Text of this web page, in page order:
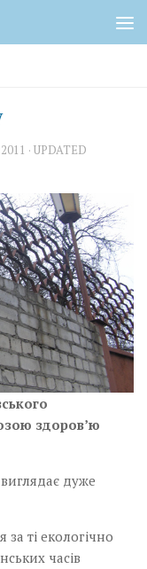
· UPDATED
здоров’ю
ті екологічно
часів